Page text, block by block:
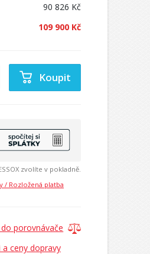
90 826 Kč
109 900 Kč
Koupit
zvolíte v pokladně.
/ Rozložená platba
porovnávače
ceny dopravy